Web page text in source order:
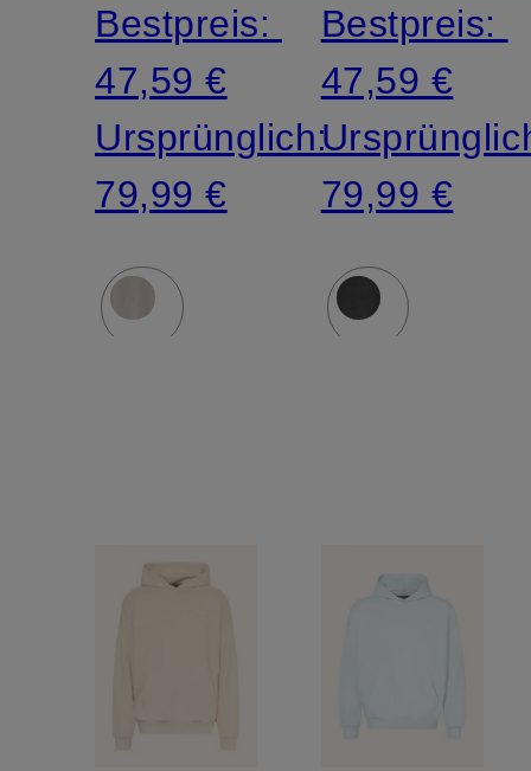
Bestpreis:
47,59 €
Ursprünglich:
79,99 €
Bestpreis:
47,59 €
79,99 €